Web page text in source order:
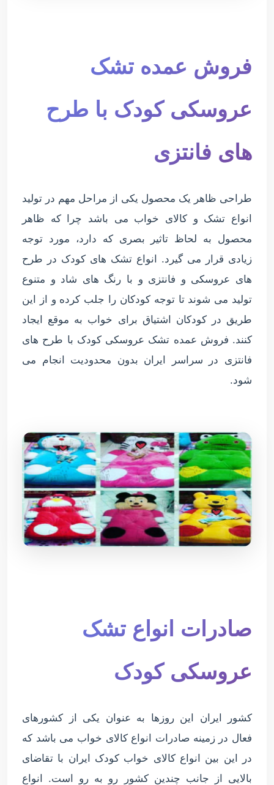
فروش عمده تشک
عروسکی کودک با طرح
های فانتزی
طراحی ظاهر یک محصول یکی از مراحل مهم در تولید
انواع تشک و کالای خواب می باشد چرا که ظاهر
محصول به لحاظ تاثیر بصری که دارد، مورد توجه
زیادی قرار می گیرد. انواع تشک های کودک در طرح
های عروسکی و فانتزی و با رنگ های شاد و متنوع
تولید می شوند تا توجه کودکان را جلب کرده و از این
طریق در کودکان اشتیاق برای خواب به موقع ایجاد
کنند. فروش عمده تشک عروسکی کودک با طرح های
فانتزی در سراسر ایران بدون محدودیت انجام می
شود.
صادرات انواع تشک
عروسکی کودک
کشور ایران این روزها به عنوان یکی از کشورهای
فعال در زمینه صادرات انواع کالای خواب می باشد که
در این بین انواع کالای خواب کودک ایران با تقاضای
بالایی از جانب چندین کشور رو به رو است. انواع